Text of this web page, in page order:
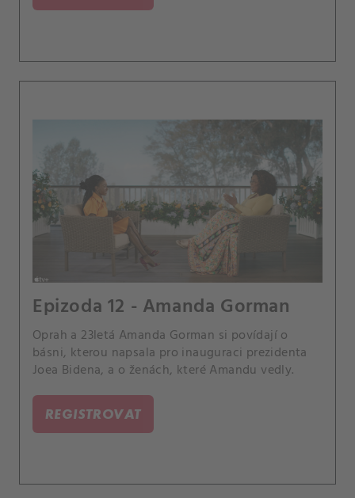
Epizoda 12 - Amanda Gorman
Oprah a 23letá Amanda Gorman si povídají o
básni, kterou napsala pro inauguraci prezidenta
Joea Bidena, a o ženách, které Amandu vedly.
REGISTROVAT